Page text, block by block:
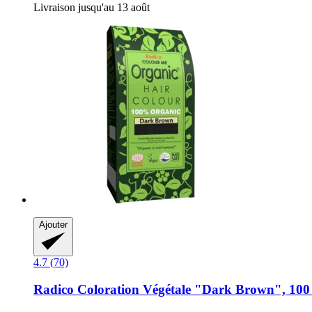
Livraison jusqu'au 13 août
Ajouter
4.7 (70)
Radico Coloration Végétale "Dark Brown", 100